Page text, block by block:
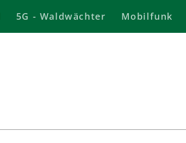
5G - Waldwächter Mobilfunk